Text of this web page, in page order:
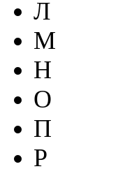
Л
М
Н
О
П
Р